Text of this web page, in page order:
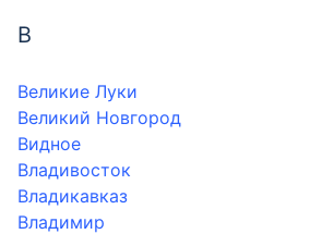
В
Великие Луки
Великий Новгород
Видное
Владивосток
Владикавказ
Владимир